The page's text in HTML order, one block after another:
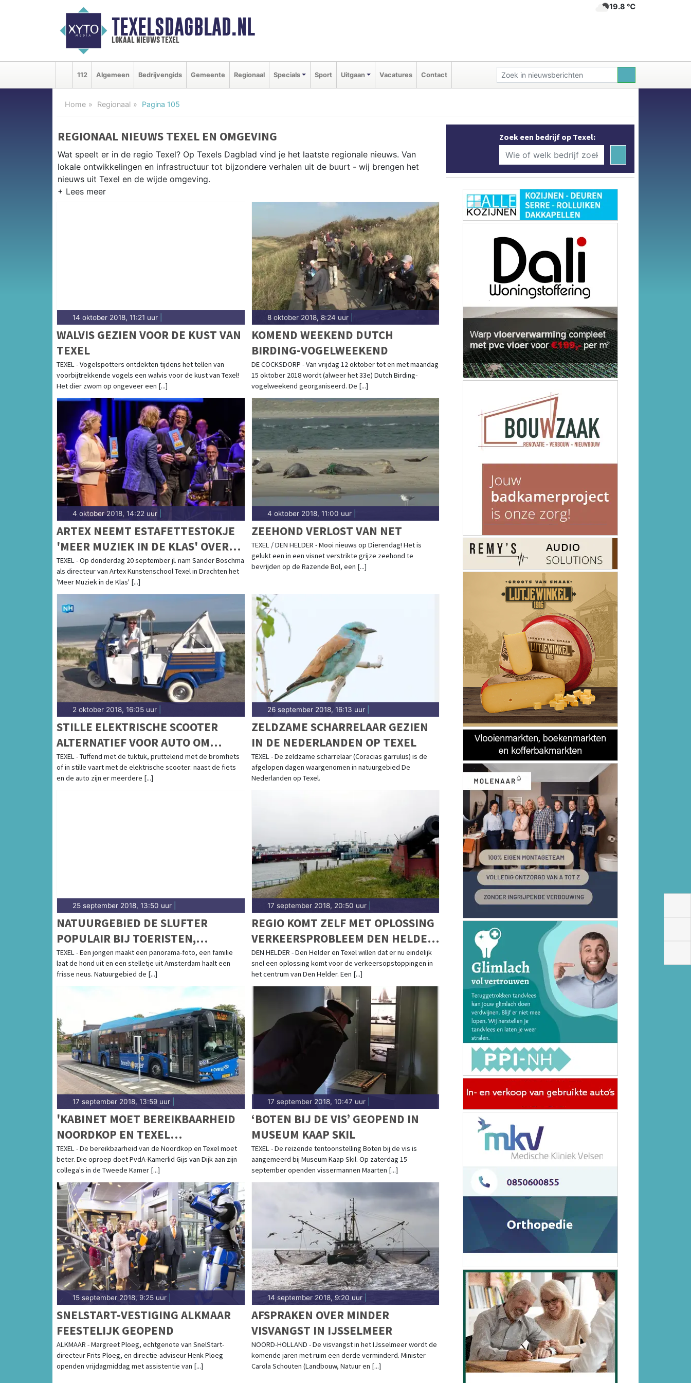
TEXELSDAGBLAD.NL
lokaal nieuws texel
19.8 ℃
112 Algemeen Bedrijvengids Gemeente Regionaal Specials Sport Uitgaan Vacatures Contact
Home Regionaal Pagina 105
REGIONAAL NIEUWS TEXEL EN OMGEVING
Wat speelt er in de regio Texel? Op Texels Dagblad vind je het laatste regionale nieuws. Van
lokale ontwikkelingen en infrastructuur tot bijzondere verhalen uit de buurt - wij brengen het
nieuws uit Texel en de wijde omgeving.
Naast Texel volgen wij ook het nieuws uit Den Helder, Schagen en Hollands Kroon als
14 oktober 2018, 11:21 uur
WALVIS GEZIEN VOOR DE KUST VAN
TEXEL
TEXEL - Vogelspotters ontdekten tijdens het tellen van
voorbijtrekkende vogels een walvis voor de kust van Texel!
Het dier zwom op ongeveer een [...]
8 oktober 2018, 8:24 uur|
KOMEND WEEKEND DUTCH
BIRDING-VOGELWEEKEND
DE COCKSDORP - Van vrijdag 12 oktober tot en met maandag
15 oktober 2018 wordt (alweer het 33e) Dutch Birding-
vogelweekend georganiseerd. De [...]
4 oktober 2018, 14:22 uur
ARTEX NEEMT ESTAFETTESTOKJE
'MEER MUZIEK IN DE KLAS' OVER
VAN KEUNSTWURK FRYSLÂN
TEXEL - Op donderdag 20 september jl. nam Sander Boschma
als directeur van Artex Kunstenschool Texel in Drachten het
'Meer Muziek in de Klas' [...]
4 oktober 2018, 11:00 uur|
ZEEHOND VERLOST VAN NET
TEXEL / DEN HELDER - Mooi nieuws op Dierendag! Het is
gelukt een in een visnet verstrikte grijze zeehond te
bevrijden op de Razende Bol, een [...]
2 oktober 2018, 16:05 uur
STILLE ELEKTRISCHE SCOOTER
ALTERNATIEF VOOR AUTO OM
TEXEL TE VERKENNEN
TEXEL - Tuffend met de tuktuk, pruttelend met de bromfiets
of in stille vaart met de elektrische scooter: naast de fiets
en de auto zijn er meerdere [...]
26 september 2018, 16:13 uur|
ZELDZAME SCHARRELAAR GEZIEN
IN DE NEDERLANDEN OP TEXEL
TEXEL - De zeldzame scharrelaar (Coracias garrulus) is de
afgelopen dagen waargenomen in natuurgebied De
Nederlanden op Texel.
25 september 2018, 13:50 uur
NATUURGEBIED DE SLUFTER
POPULAIR BIJ TOERISTEN,
BEZOEKERS BLIJVEN NETJES
TEXEL - Een jongen maakt een panorama-foto, een familie
laat de hond uit en een stelletje uit Amsterdam haalt een
frisse neus. Natuurgebied de [...]
17 september 2018, 20:50 uur|
REGIO KOMT ZELF MET OPLOSSING
VERKEERSPROBLEEM DEN HELDER:
"NU KNOPEN DOORHAKKEN"
DEN HELDER - Den Helder en Texel willen dat er nu eindelijk
snel een oplossing komt voor de verkeersopstoppingen in
het centrum van Den Helder. Een [...]
17 september 2018, 13:59 uur
'KABINET MOET BEREIKBAARHEID
NOORDKOP EN TEXEL
VERBETEREN'
TEXEL - De bereikbaarheid van de Noordkop en Texel moet
beter. Die oproep doet PvdA-Kamerlid Gijs van Dijk aan zijn
collega's in de Tweede Kamer [...]
17 september 2018, 10:47 uur|
‘BOTEN BIJ DE VIS’ GEOPEND IN
MUSEUM KAAP SKIL
TEXEL - De reizende tentoonstelling Boten bij de vis is
aangemeerd bij Museum Kaap Skil. Op zaterdag 15
september openden vissermannen Maarten [...]
15 september 2018, 9:25 uur
SNELSTART-VESTIGING ALKMAAR
FEESTELIJK GEOPEND
ALKMAAR - Margreet Ploeg, echtgenote van SnelStart-
directeur Frits Ploeg, en directie-adviseur Henk Ploeg
openden vrijdagmiddag met assistentie van [...]
14 september 2018, 9:20 uur|
AFSPRAKEN OVER MINDER
VISVANGST IN IJSSELMEER
NOORD-HOLLAND - De visvangst in het IJsselmeer wordt de
komende jaren met ruim een derde verminderd. Minister
Carola Schouten (Landbouw, Natuur en [...]
Zoek een bedrijf op Texel: